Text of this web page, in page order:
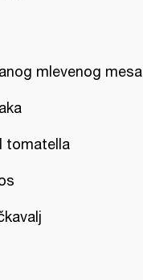
mlevenog mesa
tomatella